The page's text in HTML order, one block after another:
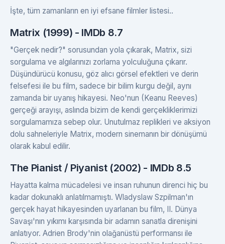
İşte, tüm zamanların en iyi efsane filmler listesi..
Matrix (1999) - IMDb 8.7
"Gerçek nedir?" sorusundan yola çıkarak, Matrix, sizi
sorgulama ve algılarınızı zorlama yolculuğuna çıkarır.
Düşündürücü konusu, göz alıcı görsel efektleri ve derin
felsefesi ile bu film, sadece bir bilim kurgu değil, aynı
zamanda bir uyanış hikayesi. Neo'nun (Keanu Reeves)
gerçeği arayışı, aslında bizim de kendi gerçekliklerimizi
sorgulamamıza sebep olur. Unutulmaz replikleri ve aksiyon
dolu sahneleriyle Matrix, modern sinemanın bir dönüşümü
olarak kabul edilir.
The Pianist / Piyanist (2002) - IMDb 8.5
Hayatta kalma mücadelesi ve insan ruhunun direnci hiç bu
kadar dokunaklı anlatılmamıştı. Wladyslaw Szpilman'ın
gerçek hayat hikayesinden uyarlanan bu film, II. Dünya
Savaşı'nın yıkımı karşısında bir adamın sanatla direnişini
anlatıyor. Adrien Brody'nin olağanüstü performansı ile